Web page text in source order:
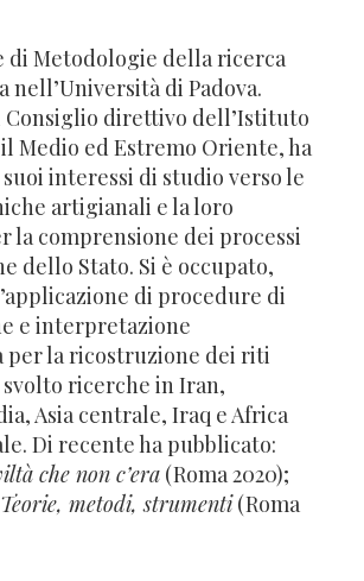
di Metodologie della ricerca
nell’Università di Padova.
Consiglio direttivo dell’Istituto
Medio ed Estremo Oriente, ha
interessi di studio verso le
artigianali e la loro
la comprensione dei processi
dello Stato. Si è occupato,
di procedure di
e interpretazione
per la ricostruzione dei riti
ricerche in Iran,
Asia centrale, Iraq e Africa
Di recente ha pubblicato:
che non c’era (Roma 2020);
metodi, strumenti(Roma